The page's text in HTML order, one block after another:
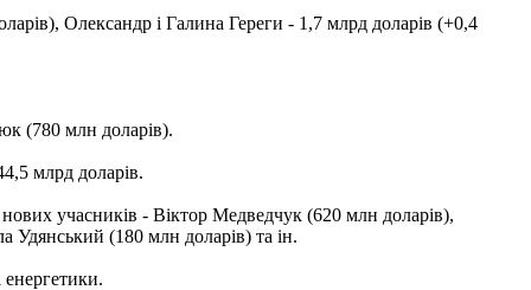
Олександр і Галина Гереги - 1,7 млрд доларів (+0,4
(780 млн доларів).
млрд доларів.
учасників - Віктор Медведчук (620 млн доларів),
Удянський (180 млн доларів) та ін.
енергетики.